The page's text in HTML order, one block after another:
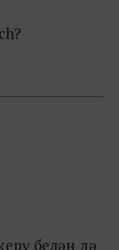
белән дә